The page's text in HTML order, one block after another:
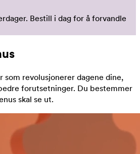
Bestill i dag for å forvandle
som revolusjonerer dagene dine,
forutsetninger. Du bestemmer
skal se ut.